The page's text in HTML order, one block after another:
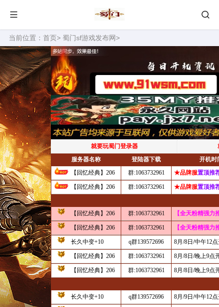
当前位置： 首页> 蜀门sf游戏发布网>